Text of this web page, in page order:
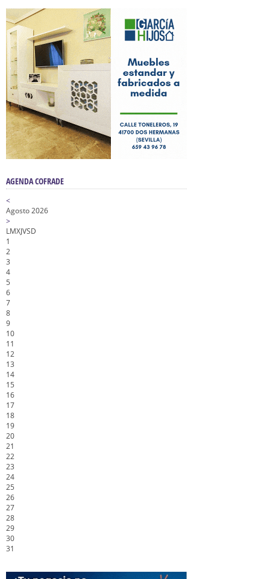
AGENDA COFRADE
<
Agosto 2026
>
LMXJVSD
1
2
3
4
5
6
7
8
9
10
11
12
13
14
15
16
17
18
19
20
21
22
23
24
25
26
27
28
29
30
31